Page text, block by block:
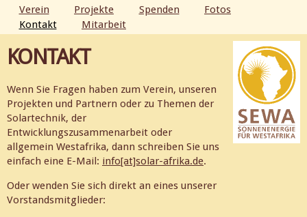
Direkt
zum
Inhalt
HAUPTMENÜ
Verein Projekte Spenden
Fotos
Kontakt
Mitarbeit
KONTAKT
Wenn Sie Fragen haben zum Verein, unseren
Projekten und Partnern oder zu Themen der
Solartechnik, der
Entwicklungszusammenarbeit oder
allgemein Westafrika, dann schreiben Sie uns
einfach eine E-Mail: info[at]solar-afrika.de.
Oder wenden Sie sich direkt an eines unserer
Vorstandsmitglieder: